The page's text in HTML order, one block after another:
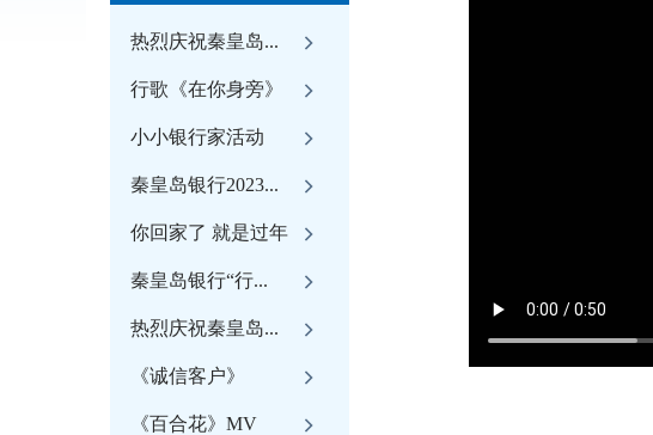
热烈庆祝秦皇岛...
行歌《在你身旁》
小小银行家活动
秦皇岛银行2023...
你回家了 就是过年
秦皇岛银行“行...
热烈庆祝秦皇岛...
《诚信客户》
《百合花》MV